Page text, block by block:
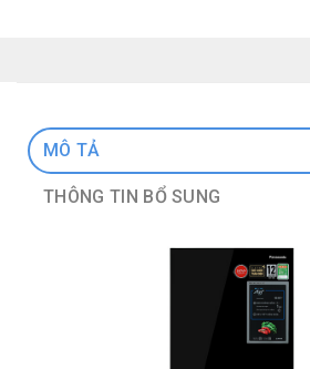
MÔ TẢ
THÔNG TIN BỔ SUNG